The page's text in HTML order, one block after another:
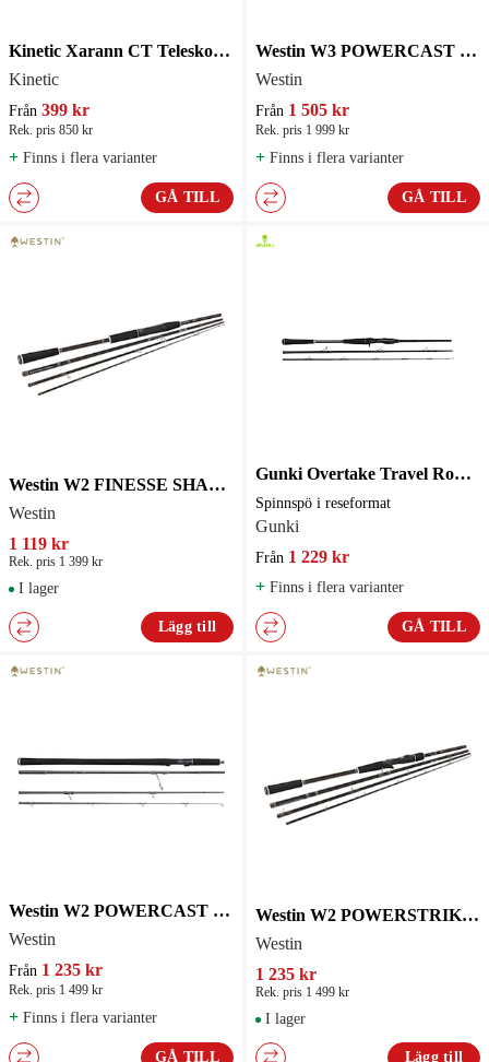
Kinetic Xarann CT Teleskopspö
Kinetic
Från 399 kr
Rek. pris 850 kr
+ Finns i flera varianter
GÅ TILL
Westin W3 POWERCAST TRAVEL 3RD Haspelspö
Westin
Från 1 505 kr
Rek. pris 1 999 kr
+ Finns i flera varianter
GÅ TILL
Westin W2 FINESSE SHAD TRAVEL 7'4"/ 220CM MH 10-28G Haspelspö
Westin
1 119 kr
Rek. pris 1 399 kr
I lager
Lägg till
Gunki Overtake Travel Rod ED-C Spinnspö
Spinnspö i reseformat
Gunki
Från 1 229 kr
+ Finns i flera varianter
GÅ TILL
Westin W2 POWERCAST TRAVEL Haspelspö
Westin
Från 1 235 kr
Rek. pris 1 499 kr
+ Finns i flera varianter
GÅ TILL
Westin W2 POWERSTRIKE-T TRAVEL 8'/240CM XH 60-140G Spinnspö
Westin
1 235 kr
Rek. pris 1 499 kr
I lager
Lägg till